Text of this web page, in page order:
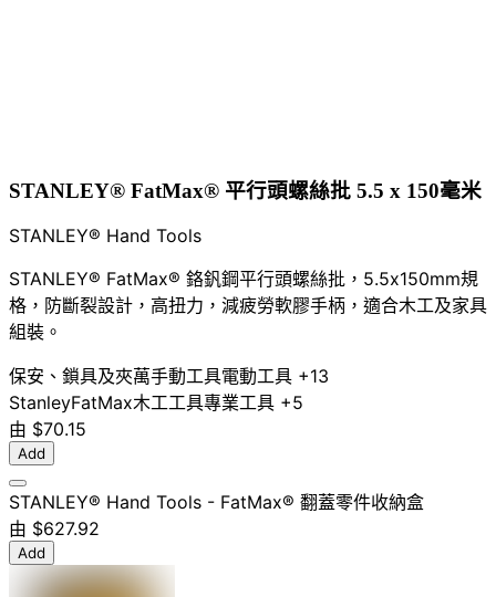
STANLEY® FatMax® 平行頭螺絲批 5.5 x 150毫米
STANLEY® Hand Tools
STANLEY® FatMax® 鉻釩鋼平行頭螺絲批，5.5x150mm規
格，防斷裂設計，高扭力，減疲勞軟膠手柄，適合木工及家具
組裝。
保安、鎖具及夾萬手動工具電動工具 +13
StanleyFatMax木工工具專業工具 +5
由 $70.15
Add
STANLEY® Hand Tools - FatMax® 翻蓋零件收納盒
由 $627.92
Add